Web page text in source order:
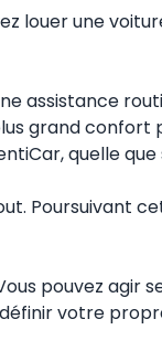
louer une
assistance
grand
quelle
Poursuivant
pouvez agir
votre